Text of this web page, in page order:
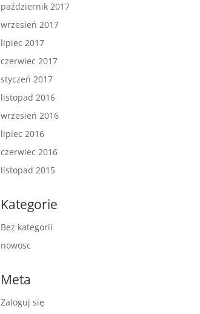
październik 2017
wrzesień 2017
lipiec 2017
czerwiec 2017
styczeń 2017
listopad 2016
wrzesień 2016
lipiec 2016
czerwiec 2016
listopad 2015
Kategorie
Bez kategorii
nowosc
Meta
Zaloguj się